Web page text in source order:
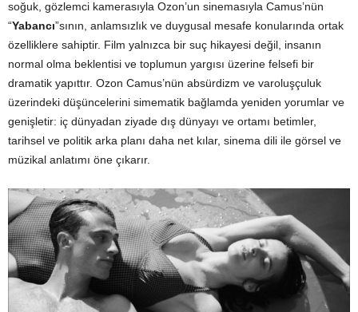
soğuk, gözlemci kamerasıyla Ozon’un sinemasıyla Camus’nün
“Yabancı”sının, anlamsızlık ve duygusal mesafe konularında ortak
özelliklere sahiptir. Film yalnızca bir suç hikayesi değil, insanın
normal olma beklentisi ve toplumun yargısı üzerine felsefi bir
dramatik yapıttır. Ozon Camus’nün absürdizm ve varoluşçuluk
üzerindeki düşüncelerini simematik bağlamda yeniden yorumlar ve
genişletir: iç dünyadan ziyade dış dünyayı ve ortamı betimler,
tarihsel ve politik arka planı daha net kılar, sinema dili ile görsel ve
müzikal anlatımı öne çıkarır.